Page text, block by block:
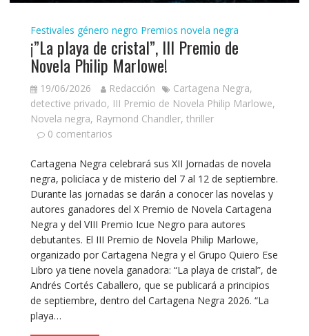
Festivales género negro Premios novela negra
¡”La playa de cristal”, III Premio de
Novela Philip Marlowe!
19/06/2026 Redacción Cartagena Negra,
detective privado, III Premio de Novela Philip Marlowe,
Novela negra, Raymond Chandler, thriller
0 comentarios
Cartagena Negra celebrará sus XII Jornadas de novela
negra, policíaca y de misterio del 7 al 12 de septiembre.
Durante las jornadas se darán a conocer las novelas y
autores ganadores del X Premio de Novela Cartagena
Negra y del VIII Premio Icue Negro para autores
debutantes. El III Premio de Novela Philip Marlowe,
organizado por Cartagena Negra y el Grupo Quiero Ese
Libro ya tiene novela ganadora: “La playa de cristal”, de
Andrés Cortés Caballero, que se publicará a principios
de septiembre, dentro del Cartagena Negra 2026. “La
playa…